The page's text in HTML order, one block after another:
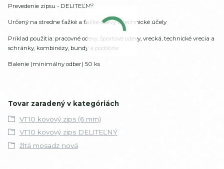
Prevedenie zipsu - DELITEĽNÝ
Určený na stredne ťažké a ťažké odevy a technické účely
Príklad použitia: pracovné odevy, športové odevy, vrecká, technické vrecia a
schránky, kombinézy, bundy a podobne
Balenie (minimálny odber) 50 ks
Tovar zaradený v kategóriách
VT10 kovový zips (6 mm)
VT10 kovový zips DELITEĽNÝ
žltá mosadz nová